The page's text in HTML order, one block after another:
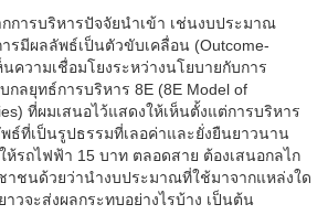
การบริหารปัจจัยนำเข้า เช่นงบประมาณ
รมีผลลัพธ์เป็นตัวขับเคลื่อน (Outcome-
ความเชื่อมโยงระหว่างนโยบายกับการ
กลยุทธ์การบริหาร 8E (8E Model of
ที่ผมเสนอไว้แสดงให้เห็นตั้งแต่การบริหาร
ธ์ที่เป็นรูปธรรมที่เลอค่าและยั่งยืนยาวนาน
ห้รถไฟฟ้า 15 บาท ตลอดสาย ต้องเสนอกลไก
าชนด้วยว่านำงบประมาณที่ใช้มาจากแหล่งใด
วจะส่งผลกระทบอย่างไรบ้าง เป็นต้น